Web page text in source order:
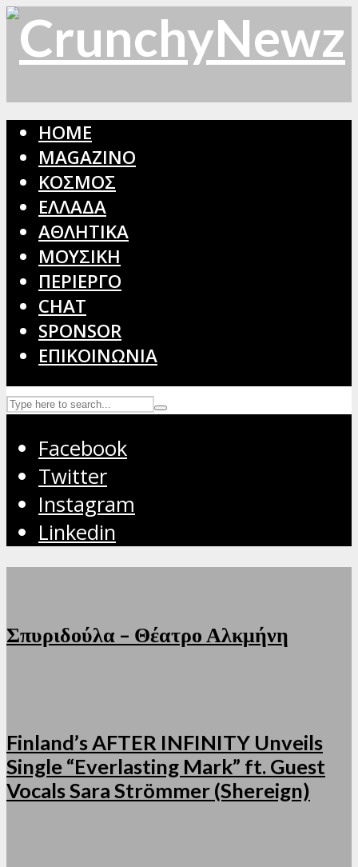
HOME
MAGAZINO
ΚΟΣΜΟΣ
ΕΛΛΑΔΑ
ΑΘΛΗΤΙΚΑ
ΜΟΥΣΙΚΗ
ΠΕΡΙΕΡΓΟ
CHAT
SPONSOR
ΕΠΙΚΟΙΝΩΝΙΑ
Facebook
Twitter
Instagram
Linkedin
Σπυριδούλα – Θέατρο Αλκμήνη
Finland’s AFTER INFINITY Unveils
Single “Everlasting Mark” ft. Guest
Vocals Sara Strömmer (Shereign)